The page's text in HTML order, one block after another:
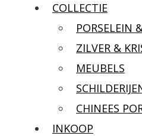
COLLECTIE
PORSELEIN
ZILVER &
MEUBELS
CHINEES
INKOOP